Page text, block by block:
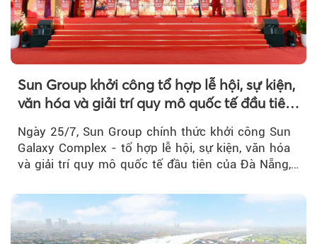
Sun Group khởi công tổ hợp lễ hội, sự kiện,
văn hóa và giải trí quy mô quốc tế đầu tiên
Ngày 25/7, Sun Group chính thức khởi công Sun
Galaxy Complex - tổ hợp lễ hội, sự kiện, văn hóa
và giải trí quy mô quốc tế đầu tiên của Đà Nẵng,…